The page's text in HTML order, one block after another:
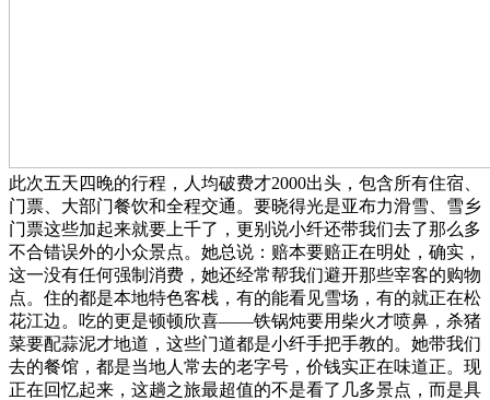
此次五天四晚的行程，人均破费才2000出头，包含所有住宿、
门票、大部门餐饮和全程交通。要晓得光是亚布力滑雪、雪乡
门票这些加起来就要上千了，更别说小纤还带我们去了那么多
不合错误外的小众景点。她总说：赔本要赔正在明处，确实，
这一没有任何强制消费，她还经常帮我们避开那些宰客的购物
点。住的都是本地特色客栈，有的能看见雪场，有的就正在松
花江边。吃的更是顿顿欣喜——铁锅炖要用柴火才喷鼻，杀猪
菜要配蒜泥才地道，这些门道都是小纤手把手教的。她带我们
去的餐馆，都是当地人常去的老字号，价钱实正在味道正。现
正在回忆起来，这趟之旅最超值的不是看了几多景点，而是具